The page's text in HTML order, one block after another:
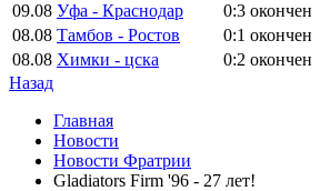
09.08 Уфа - Краснодар 0:3 окончен
08.08 Тамбов - Ростов 0:1 окончен
08.08 Химки - цска 0:2 окончен
Назад
Главная
Новости
Новости Фратрии
Gladiators Firm '96 - 27 лет!